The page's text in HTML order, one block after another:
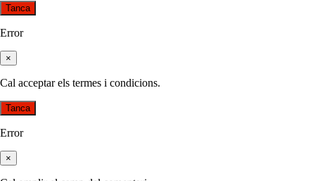
Tanca
Error
×
Cal acceptar els termes i condicions.
Tanca
Error
×